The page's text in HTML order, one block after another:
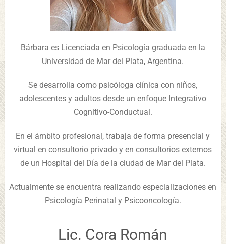
Bárbara es Licenciada en Psicología graduada en la
Universidad de Mar del Plata, Argentina.
Se desarrolla como psicóloga clínica con niños,
adolescentes y adultos desde un enfoque Integrativo
Cognitivo-Conductual.
En el ámbito profesional, trabaja de forma presencial y
virtual en consultorio privado y en consultorios externos
de un Hospital del Día de la ciudad de Mar del Plata.
Actualmente se encuentra realizando especializaciones en
Psicología Perinatal y Psicooncología.
Lic. Cora Román